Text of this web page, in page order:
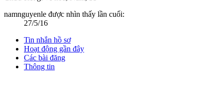
namnguyenle được nhìn thấy lần cuối:
27/5/16
Tin nhắn hồ sơ
Hoạt động gần đây
Các bài đăng
Thông tin